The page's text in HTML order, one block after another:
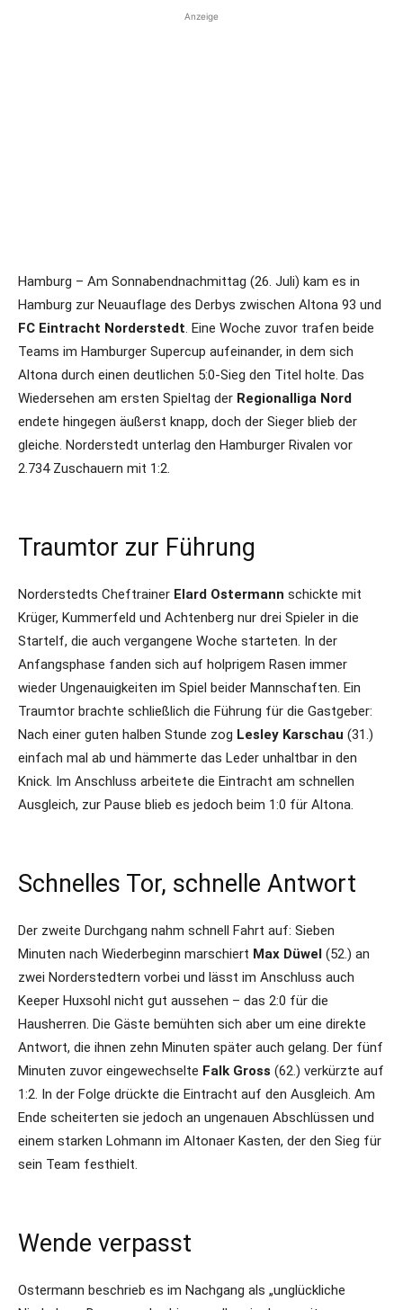
Anzeige
Hamburg – Am Sonnabendnachmittag (26. Juli) kam es in
Hamburg zur Neuauflage des Derbys zwischen Altona 93 und
FC Eintracht Norderstedt. Eine Woche zuvor trafen beide
Teams im Hamburger Supercup aufeinander, in dem sich
Altona durch einen deutlichen 5:0-Sieg den Titel holte. Das
Wiedersehen am ersten Spieltag der Regionalliga Nord
endete hingegen äußerst knapp, doch der Sieger blieb der
gleiche. Norderstedt unterlag den Hamburger Rivalen vor
2.734 Zuschauern mit 1:2.
Traumtor zur Führung
Norderstedts Cheftrainer Elard Ostermann schickte mit
Krüger, Kummerfeld und Achtenberg nur drei Spieler in die
Startelf, die auch vergangene Woche starteten. In der
Anfangsphase fanden sich auf holprigem Rasen immer
wieder Ungenauigkeiten im Spiel beider Mannschaften. Ein
Traumtor brachte schließlich die Führung für die Gastgeber:
Nach einer guten halben Stunde zog Lesley Karschau (31.)
einfach mal ab und hämmerte das Leder unhaltbar in den
Knick. Im Anschluss arbeitete die Eintracht am schnellen
Ausgleich, zur Pause blieb es jedoch beim 1:0 für Altona.
Schnelles Tor, schnelle Antwort
Der zweite Durchgang nahm schnell Fahrt auf: Sieben
Minuten nach Wiederbeginn marschiert Max Düwel (52.) an
zwei Norderstedtern vorbei und lässt im Anschluss auch
Keeper Huxsohl nicht gut aussehen – das 2:0 für die
Hausherren. Die Gäste bemühten sich aber um eine direkte
Antwort, die ihnen zehn Minuten später auch gelang. Der fünf
Minuten zuvor eingewechselte Falk Gross (62.) verkürzte auf
1:2. In der Folge drückte die Eintracht auf den Ausgleich. Am
Ende scheiterten sie jedoch an ungenauen Abschlüssen und
einem starken Lohmann im Altonaer Kasten, der den Sieg für
sein Team festhielt.
Wende verpasst
Ostermann beschrieb es im Nachgang als „unglückliche